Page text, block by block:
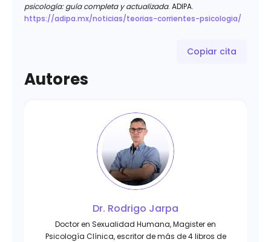
psicología: guía completa y actualizada. ADIPA.
https://adipa.mx/noticias/teorias-corrientes-psicologia/
Copiar cita
Autores
Dr. Rodrigo Jarpa
Doctor en Sexualidad Humana, Magister en
Psicología Clínica, escritor de más de 4 libros de